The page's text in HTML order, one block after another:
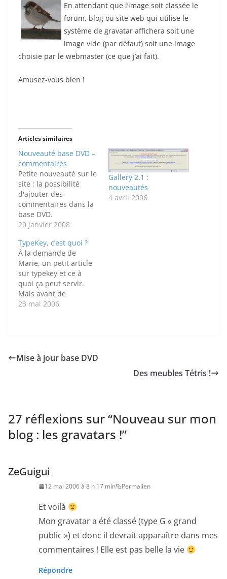
En attendant que l’image soit classée le
forum, blog ou site web qui utilise le
système de gravatar affichera soit une
image vide (par défaut) soit une image
choisie par le webmaster (ce que j’ai fait).
Amusez-vous bien !
Articles similaires
Nouveauté base DVD –
commentaires
Petite nouveauté sur le
site : la possibilité
d'ajouter des
commentaires dans la
base DVD.
20 janvier 2008
Gallery 2.1 :
nouveautés
4 avril 2006
TypeKey, c’est quoi ?
À la demande de
Marie, un petit article
sur typekey et ce à
quoi ça peut servir.
Mais avant de
commencer j'ai besoin
façons d'avoir un blog :
La première, la plus
23 mai 2006
Mise à jour base DVD
Des meubles Tétris !
27 réflexions sur “Nouveau sur mon
blog : les gravatars !”
ZeGuigui
12 mai 2006 à 8 h 17 min Permalien
Et voilà
Mon gravatar a été classé (type G « grand
public ») et donc il devrait apparaître dans mes
commentaires ! Elle est pas belle la vie
Répondre